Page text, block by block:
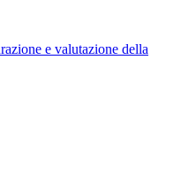
e valutazione della